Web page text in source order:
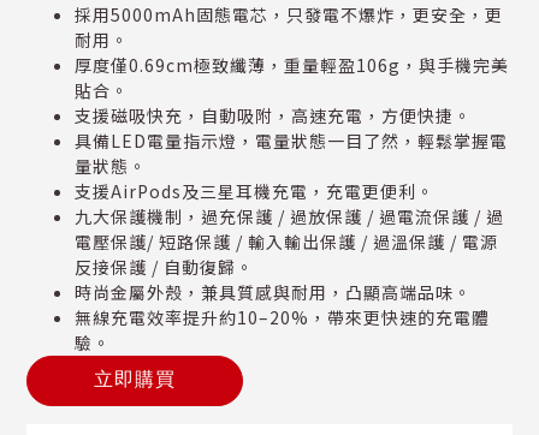
採用5000mAh固態電芯，只發電不爆炸，更安全，更
耐用。
厚度僅0.69cm極致纖薄，重量輕盈106g，與手機完美
貼合。
支援磁吸快充，自動吸附，高速充電，方便快捷。
具備LED電量指示燈，電量狀態一目了然，輕鬆掌握電
量狀態。
支援AirPods及三星耳機充電，充電更便利。
九大保護機制，過充保護 / 過放保護 / 過電流保護 / 過
電壓保護/ 短路保護 / 輸入輸出保護 / 過溫保護 / 電源
反接保護 / 自動復歸。
時尚金屬外殼，兼具質感與耐用，凸顯高端品味。
無線充電效率提升約10–20%，帶來更快速的充電體
驗。
立即購買